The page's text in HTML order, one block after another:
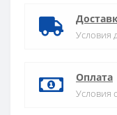
Условия
Оплата
Условия